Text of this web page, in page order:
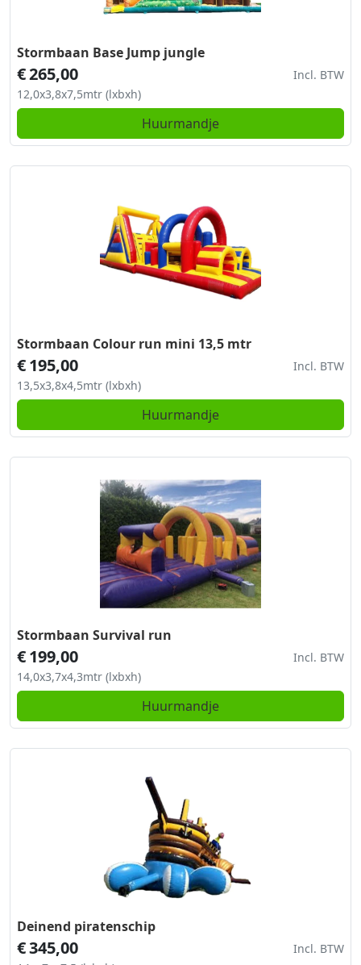
Stormbaan Base Jump jungle
€265,00
Incl. BTW
12,0x3,8x7,5mtr (lxbxh)
Huurmandje
Stormbaan Colour run mini 13,5 mtr
€195,00
Incl. BTW
13,5x3,8x4,5mtr (lxbxh)
Huurmandje
Stormbaan Survival run
€199,00
Incl. BTW
14,0x3,7x4,3mtr (lxbxh)
Huurmandje
Deinend piratenschip
€345,00
Incl. BTW